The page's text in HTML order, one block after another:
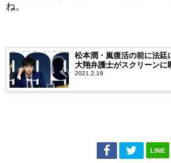
ね。
松本潤・嵐復活の前に法廷
大翔弁護士がスクリーンに
2021.2.19
LINE